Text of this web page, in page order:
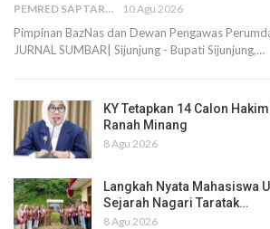
PEMRED SAPTARIUS 10 Agu 2026
Pimpinan BazNas dan Dewan Pengawas
JURNAL SUMBAR| Sijunjung - Bupati Sijunjung,…
KY Tetapkan 14 Calon
Ranah Minang
8 Agu 2026
Langkah Nyata Mahasiswa
Sejarah Nagari Taratak…
8 Agu 2026